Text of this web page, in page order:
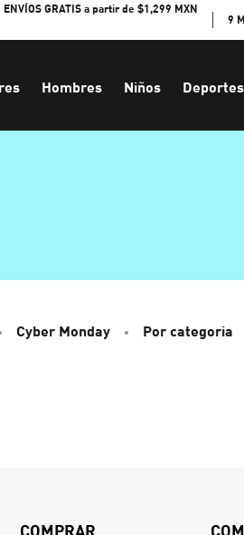
ENVÍOS GRATIS a partir de $1,299 MXN
9
Hombres Niños Deportes
Cyber Monday Por categoria
COMPRAR